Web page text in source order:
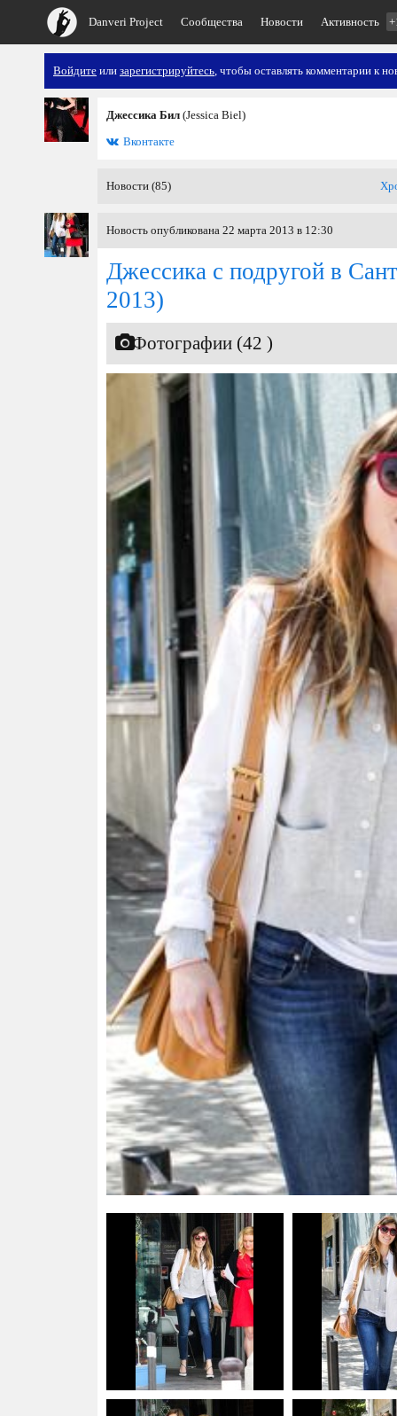
Danveri Project Сообщества Новости Активность
Войдите или зарегистрируйтесь, чтобы оставлять комментарии к
Джессика Бил (Jessica Biel)
Вконтакте
Новости (85)
Новость опубликована 22 марта 2013 в 12:30
Джессика с подругой в
2013)
Фотографии (42 )